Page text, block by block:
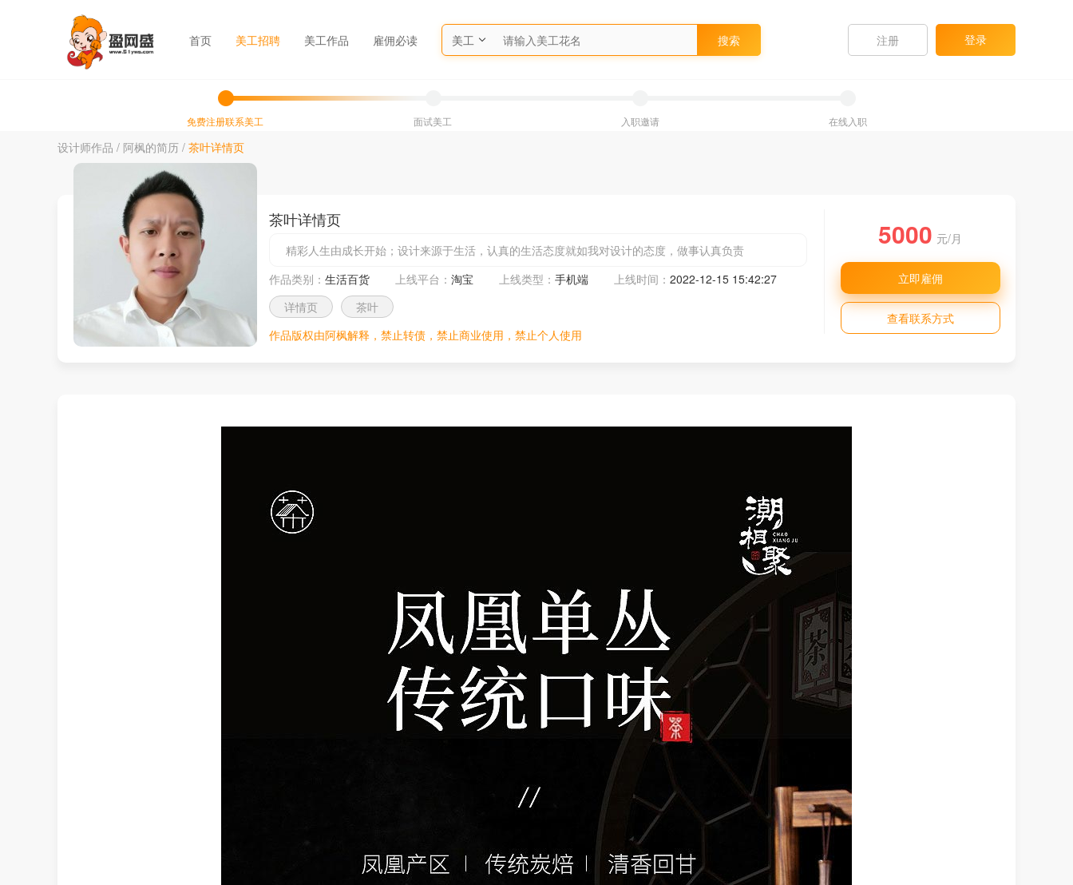
首页 美工招聘 美工作品 雇佣必读 美工 注册 登录
免费注册联系美工 面试美工 入职邀请 在线入职
设计师作品 / 阿枫的简历 / 茶叶详情页
5000 元/月
立即雇佣
查看联系方式
茶叶详情页
精彩人生由成长开始；设计来源于生活，认真的生活态度就如我对设计的态度，做事认真负责
作品类别： 生活百货 上线平台： 淘宝 上线类型： 手机端 上线时间： 2022-12-15 15:42:27
详情页
茶叶
作品版权由阿枫解释，禁止转债，禁止商业使用，禁止个人使用